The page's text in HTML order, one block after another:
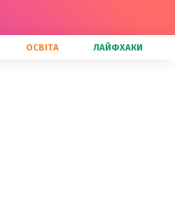
ОСВІТА ЛАЙФХАКИ